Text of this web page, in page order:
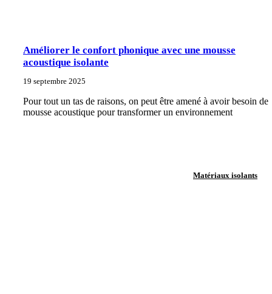
Améliorer le confort phonique avec une mousse
acoustique isolante
19 septembre 2025
Pour tout un tas de raisons, on peut être amené à avoir besoin de
mousse acoustique pour transformer un environnement
Matériaux isolants